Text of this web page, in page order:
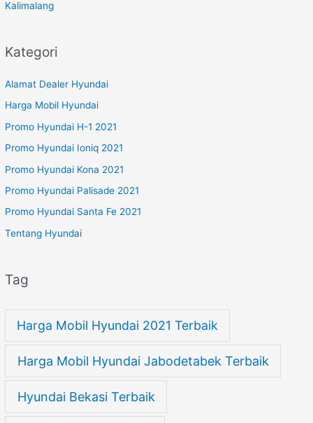
Kalimalang
Kategori
Alamat Dealer Hyundai
Harga Mobil Hyundai
Promo Hyundai H-1 2021
Promo Hyundai Ioniq 2021
Promo Hyundai Kona 2021
Promo Hyundai Palisade 2021
Promo Hyundai Santa Fe 2021
Tentang Hyundai
Tag
Harga Mobil Hyundai 2021 Terbaik
Harga Mobil Hyundai Jabodetabek Terbaik
Hyundai Bekasi Terbaik